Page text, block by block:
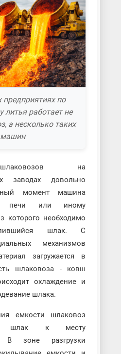
предприятиях по
литья работает не
а несколько таких
машин
на
заводах довольно
момент машина
печи или иному
которого необходимо
шлак. С
механизмов
загружается в
шлаковоза - ковш
охлаждение и
шлака.
емкости шлаковоз
шлак к месту
В зоне разгрузки